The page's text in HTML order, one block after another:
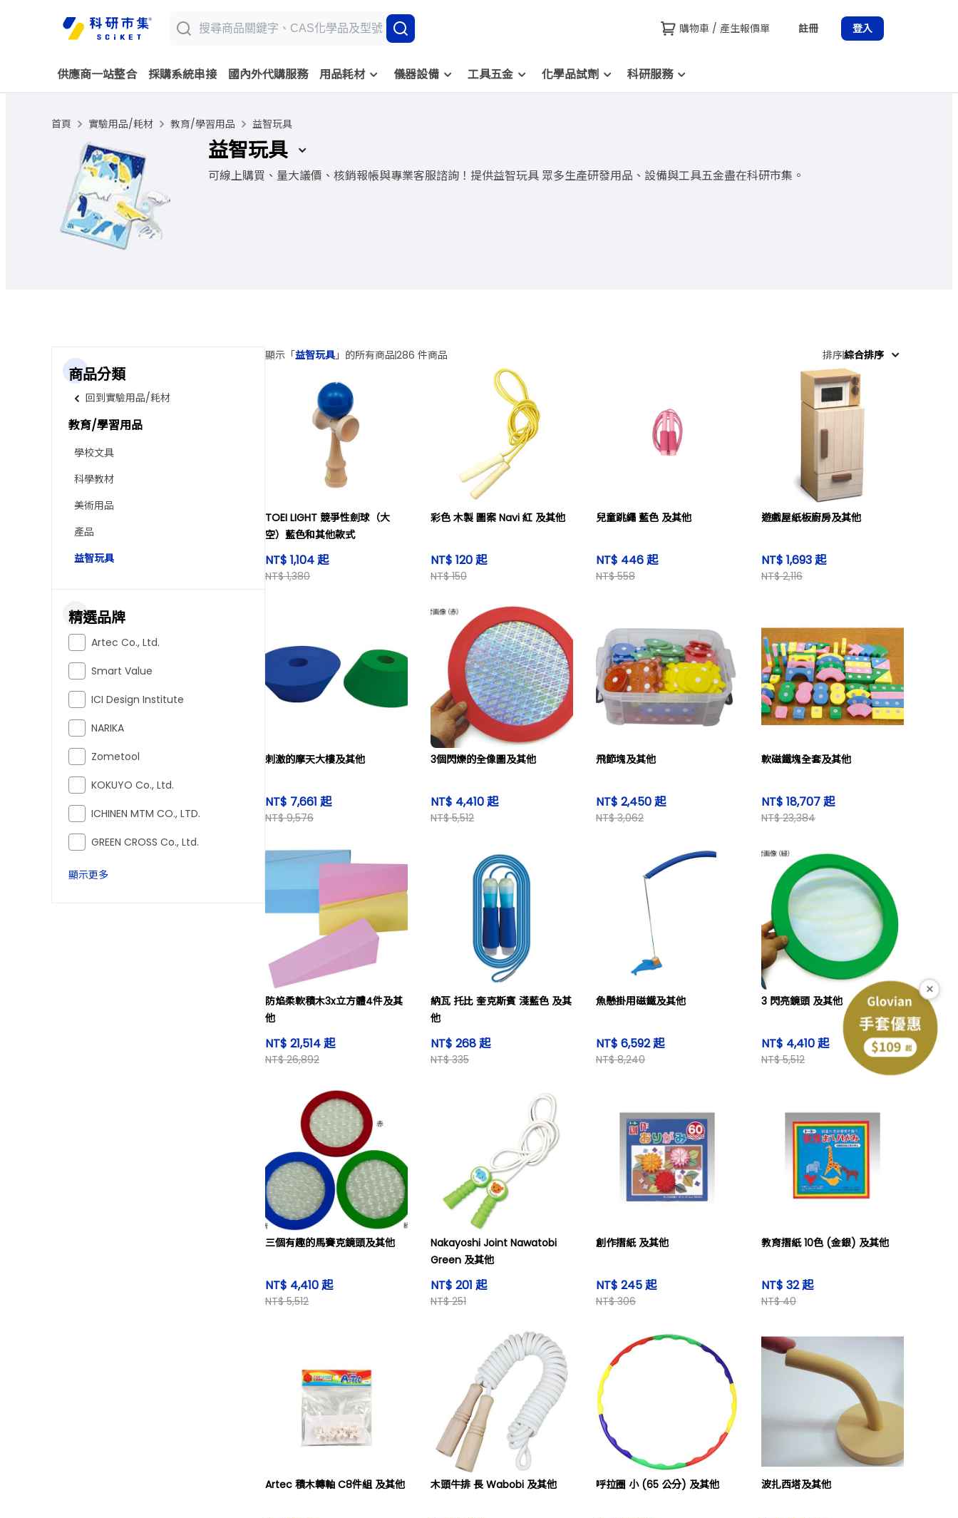
購物車 / 產生報價單 註冊 登入
供應商一站整合 採購系統串接 國內外代購服務 用品耗材 儀器設備 工具五金 化學品試劑 科研服務
首頁 實驗用品/耗材 教育/學習用品 益智玩具
益智玩具
可線上購買、量大議價、核銷報帳與專業客服諮詢！提供益智玩具 眾多生產研發用品、設備與工具五金盡在科研市集。
商品分類
回到實驗用品/耗材
教育/學習用品
學校文具
科學教材
美術用品
產品
益智玩具
精選品牌
Artec Co., Ltd.
Smart Value
ICI Design Institute
NARIKA
Zometool
KOKUYO Co., Ltd.
ICHINEN MTM CO., LTD.
GREEN CROSS Co., Ltd.
顯示更多
顯示「益智玩具」的所有商品286 件商品 排序綜合排序
TOEI LIGHT 競爭性劍球（大
空）藍色和其他款式
NT$ 1,104 起
NT$ 1,380
彩色 木製 圖案 Navi 紅 及其他
NT$ 120 起
NT$ 150
兒童跳繩 藍色 及其他
NT$ 446 起
NT$ 558
遊戲屋紙板廚房及其他
NT$ 1,693 起
NT$ 2,116
刺激的摩天大樓及其他
NT$ 7,661 起
NT$ 9,576
3個閃爍的全像圖及其他
NT$ 4,410 起
NT$ 5,512
飛節塊及其他
NT$ 2,450 起
NT$ 3,062
軟磁鐵塊全套及其他
NT$ 18,707 起
NT$ 23,384
防焰柔軟積木3x立方體4件及其
他
NT$ 21,514 起
NT$ 26,892
納瓦 托比 奎克斯賓 淺藍色 及其
他
NT$ 268 起
NT$ 335
魚懸掛用磁鐵及其他
NT$ 6,592 起
NT$ 8,240
3 閃亮鏡頭 及其他
NT$ 4,410 起
NT$ 5,512
三個有趣的馬賽克鏡頭及其他
NT$ 4,410 起
NT$ 5,512
Nakayoshi Joint Nawatobi
Green 及其他
NT$ 201 起
NT$ 251
創作摺紙 及其他
NT$ 245 起
NT$ 306
教育摺紙 10色 (金銀) 及其他
NT$ 32 起
NT$ 40
Artec 積木轉軸 C8件組 及其他 木頭牛排 長 Wabobi 及其他 呼拉圈 小 (65 公分) 及其他 波扎西塔及其他
×